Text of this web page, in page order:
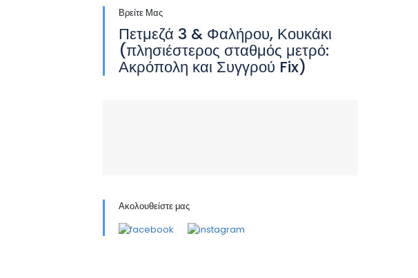
Βρείτε Μας
Πετμεζά 3 & Φαλήρου, Κουκάκι
(πλησιέστερος σταθμός μετρό:
Ακρόπολη και Συγγρού Fix)
Ακολουθείστε μας